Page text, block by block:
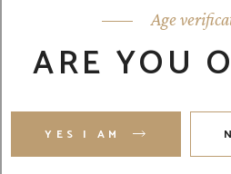
Age
ARE YOU
YES I AM
hendrerit. An modus
conceptam usu. Per
ad, per sint tation id.
imperdiet ad vel,